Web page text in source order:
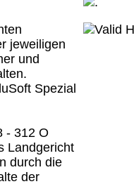
jeweiligen
und
Spezial
- 312 O
Landgericht
durch die
der